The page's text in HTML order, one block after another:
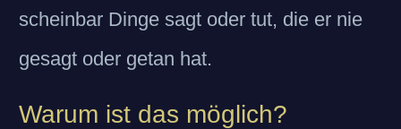
scheinbar Dinge sagt oder tut, die er nie
gesagt oder getan hat.
Warum ist das möglich?